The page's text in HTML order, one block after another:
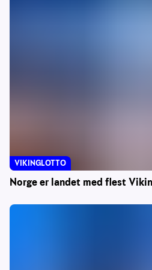
Norge er landet med flest
VIKINGLOTTO